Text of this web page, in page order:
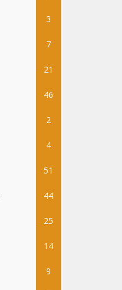
3
7
21
46
2
4
51
44
25
14
9